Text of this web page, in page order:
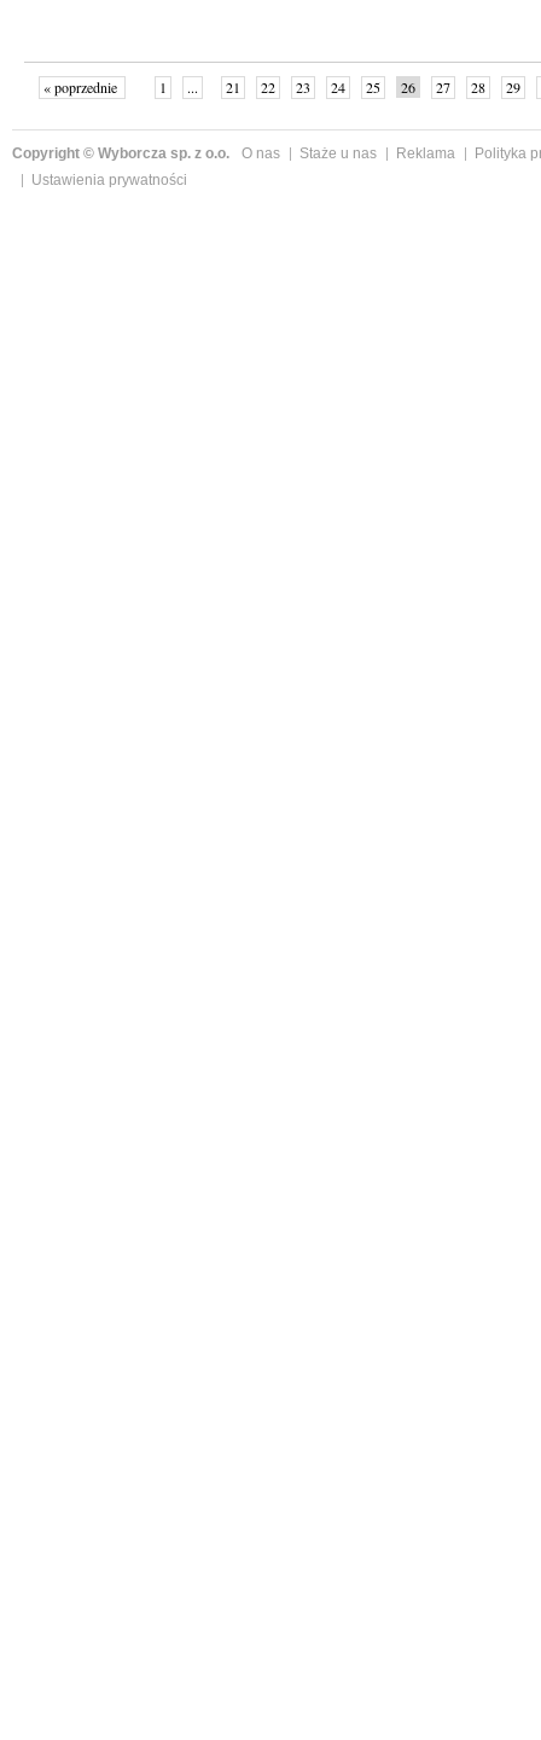
« poprzednie 1 ... 21 22 23 24 25 26 27 28 29
Copyright © Wyborcza sp. z o.o. O nas Staże u nas Reklama
Polityka
Ustawienia prywatności